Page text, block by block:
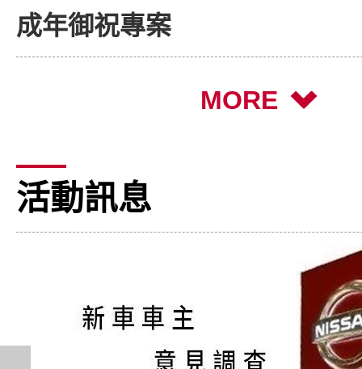
成年御祝專案
MORE
活動訊息